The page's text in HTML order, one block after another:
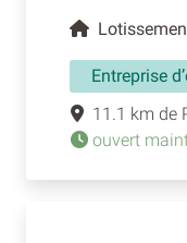
Entreprise
11.1 km de
ouvert